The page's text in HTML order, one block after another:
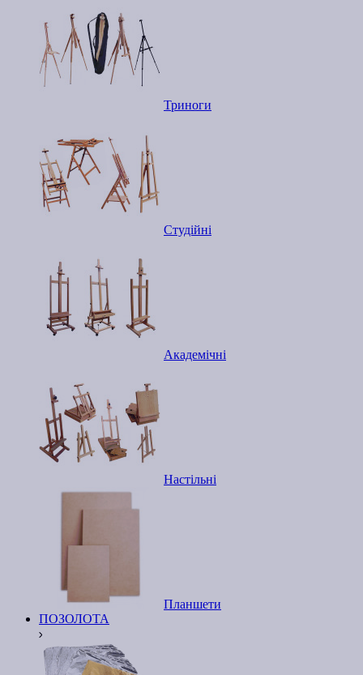
Триноги
Студійні
Академічні
Настільні
Планшети
ПОЗОЛОТА